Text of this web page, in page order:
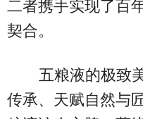
二者携手实现了百
契合。
五粮液的极致
传承、天赋自然与